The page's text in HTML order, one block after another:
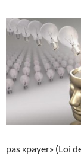
pas «payer» (Loi